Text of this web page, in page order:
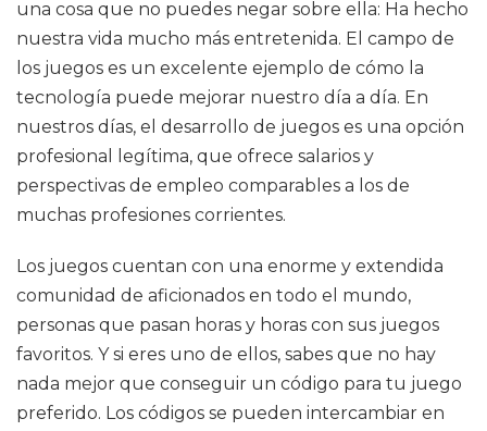
una cosa que no puedes negar sobre ella: Ha hecho
nuestra vida mucho más entretenida. El campo de
los juegos es un excelente ejemplo de cómo la
tecnología puede mejorar nuestro día a día. En
nuestros días, el desarrollo de juegos es una opción
profesional legítima, que ofrece salarios y
perspectivas de empleo comparables a los de
muchas profesiones corrientes.
Los juegos cuentan con una enorme y extendida
comunidad de aficionados en todo el mundo,
personas que pasan horas y horas con sus juegos
favoritos. Y si eres uno de ellos, sabes que no hay
nada mejor que conseguir un código para tu juego
preferido. Los códigos se pueden intercambiar en